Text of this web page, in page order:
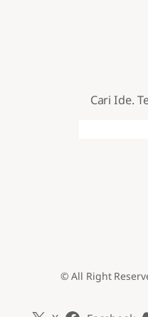
Cari Ide.
© All Right